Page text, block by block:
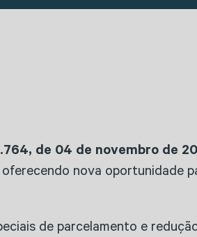
de 04 de novembro de
oferecendo nova oportunidade
de parcelamento e